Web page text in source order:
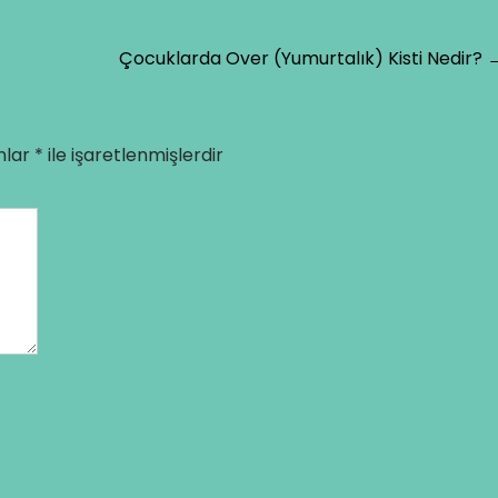
Çocuklarda Over (Yumurtalık) Kisti Nedir?
* ile işaretlenmişlerdir